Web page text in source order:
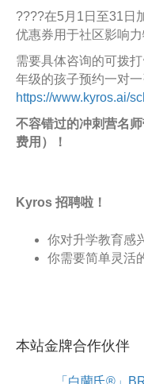
????在5月1日至31日
优惠券用于社区影响力
需要具体咨询的可拨
年级的孩子预约一对一
https://www.kyros.ai/
不容错过的冲刺营名
费用）！
Kyros 招聘啦！
你对升学教育感
你需要简单灵活
本站金牌合作伙伴
「白蘭氏®」